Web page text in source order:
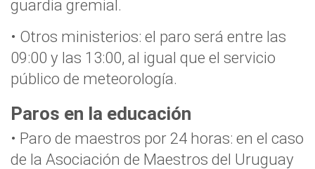
guardia gremial.
• Otros ministerios: el paro será entre las
09:00 y las 13:00, al igual que el servicio
público de meteorología.
Paros en la educación
• Paro de maestros por 24 horas: en el caso
de la Asociación de Maestros del Uruguay